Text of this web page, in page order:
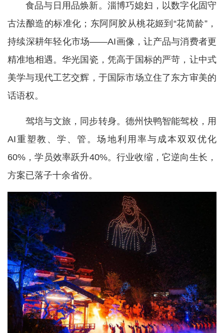
食品与日用品焕新。淄博巧媳妇，以数字化固守
古法酿造的标准化；东阿阿胶从桃花姬到“花简龄”，
持续深耕年轻化市场——AI画像，让产品与消费者更
精准地相遇。华光国瓷，凭高于国标的严苛，让中式
美学与现代工艺交辉，于国际市场立住了东方审美的
话语权。
驾培与文旅，同步转身。德州快鸭智能驾校，用
AI重塑教、学、管。场地利用率与成本双双优化
60%，学员效率跃升40%。行业收缩，它逆向生长，
方案已落子十余省份。